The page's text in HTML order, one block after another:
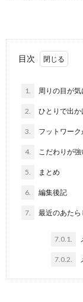
目次
1. 周りの目が
2. ひとりで出か
3. フットワーク
4. こだわりが強
5. まとめ
6. 編集後記
7. 最近のあたら
7.0.1.
7.0.2.